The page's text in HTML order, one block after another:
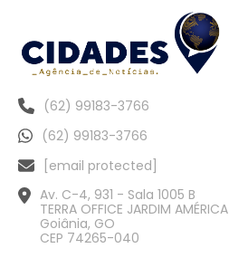
(62) 99183-3766
(62) 99183-3766
[email protected]
Av. C-4, 931 - Sala 1005 B
TERRA OFFICE JARDIM AMÉRICA
Goiânia, GO
CEP 74265-040